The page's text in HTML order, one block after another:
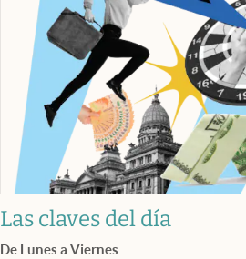
Las claves del día
De Lunes a Viernes